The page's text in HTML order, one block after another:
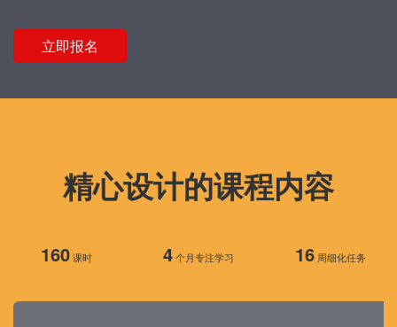
立即报名
精心设计的课程内容
160课时 4个月专注学习 16 周细化任务